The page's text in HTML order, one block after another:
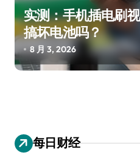
实测：手机插电刷
搞坏电池吗？
8 月 3, 2026
每日财经